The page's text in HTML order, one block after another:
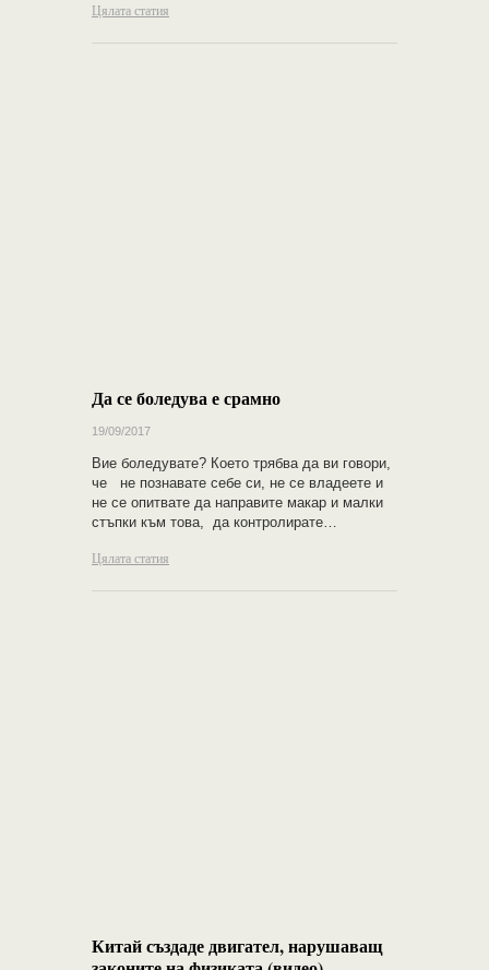
Цялата статия
Да се боледува е срамно
19/09/2017
Вие боледувате? Което трябва да ви говори,
че ​​не познавате себе си, не се владеете и
не се опитвате да направите макар и малки
стъпки към това, да контролирате…
Цялата статия
Китай създаде двигател, нарушаващ